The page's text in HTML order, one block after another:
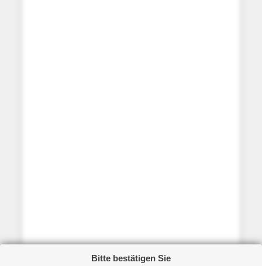
Bitte bestätigen Sie